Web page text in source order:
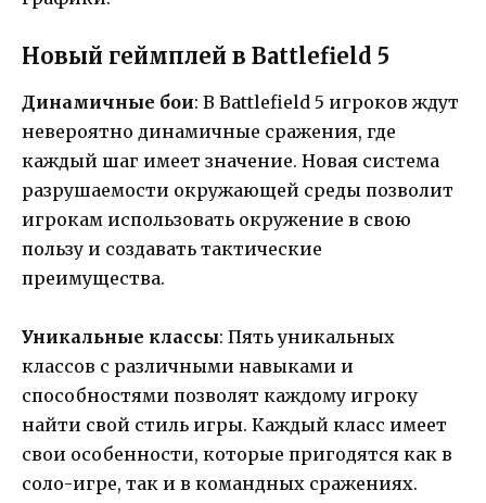
Новый геймплей в Battlefield 5
Динамичные бои: В Battlefield 5 игроков ждут
невероятно динамичные сражения, где
каждый шаг имеет значение. Новая система
разрушаемости окружающей среды позволит
игрокам использовать окружение в свою
пользу и создавать тактические
преимущества.
Уникальные классы: Пять уникальных
классов с различными навыками и
способностями позволят каждому игроку
найти свой стиль игры. Каждый класс имеет
свои особенности, которые пригодятся как в
соло-игре, так и в командных сражениях.